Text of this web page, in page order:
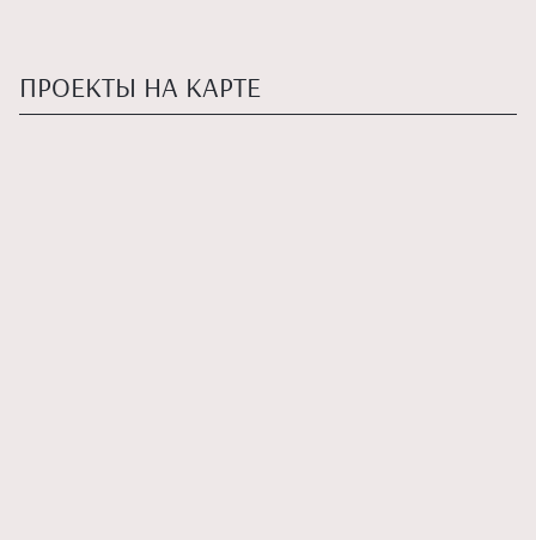
ПРОЕКТЫ НА КАРТЕ